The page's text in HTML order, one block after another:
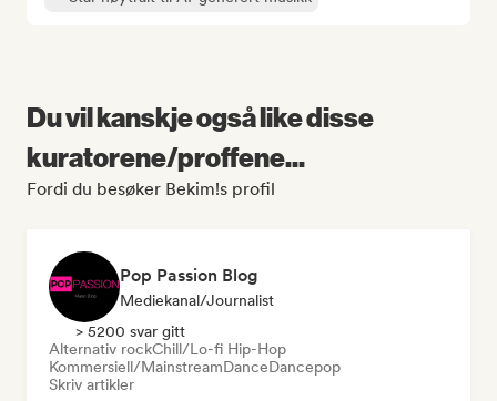
Du vil kanskje også like disse
kuratorene/proffene...
Fordi du besøker Bekim!s profil
Pop Passion Blog
Mediekanal/journalist
> 5200 svar gitt
Alternativ rockChill/Lo-fi Hip-Hop
Kommersiell/MainstreamDanceDancepop
Skriv artikler